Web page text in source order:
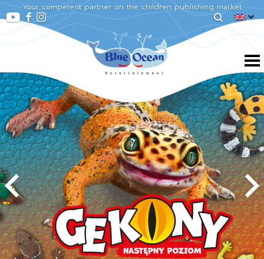
Your competent partner on the children publishing market